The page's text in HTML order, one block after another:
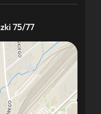
75/77